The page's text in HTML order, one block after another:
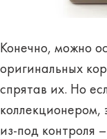
Конечно, можно
оригинальных
спрятав их. Но
коллекционером,
из-под контроля